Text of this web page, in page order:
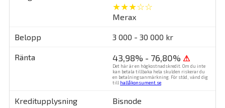
★★★☆☆
Merax
3 000 - 30 000 kr
43,98% - 76,80% ⚠
Det här är en högkostnadskredit. Om du inte
kan betala tillbaka hela skulden riskerar du
en betalningsanmärkning. För stöd, vänd dig
till hallåkonsument.se
Bisnode